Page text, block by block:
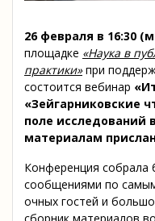
26 февраля в 16:30
площадке «Наука в
практики»при
состоится вебинар
«Зейгарниковские
поле исследований
материалам
Конференция собрала
сообщениями по
очных гостей и